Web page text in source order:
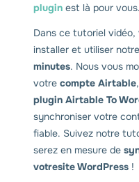
plugin est là pour vous.
Dans ce tutoriel vidéo,
installer et utiliser
minutes. Nous vous
votre compte Airtable
plugin Airtable To
synchroniser votre
fiable. Suivez notre
serez en mesure de
votresite WordPress !